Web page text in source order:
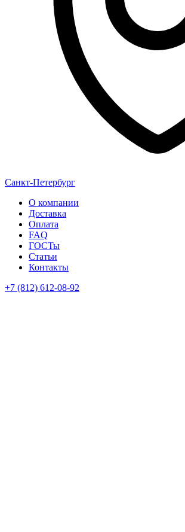
Санкт-Петербург
О компании
Доставка
Оплата
FAQ
ГОСТы
Статьи
Контакты
+7 (812) 612-08-92